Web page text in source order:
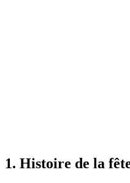
1. Histoire de la